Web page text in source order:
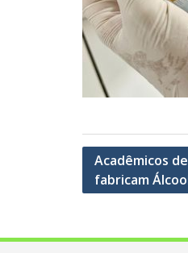
Navegação
de
Acadêmicos
fabricam